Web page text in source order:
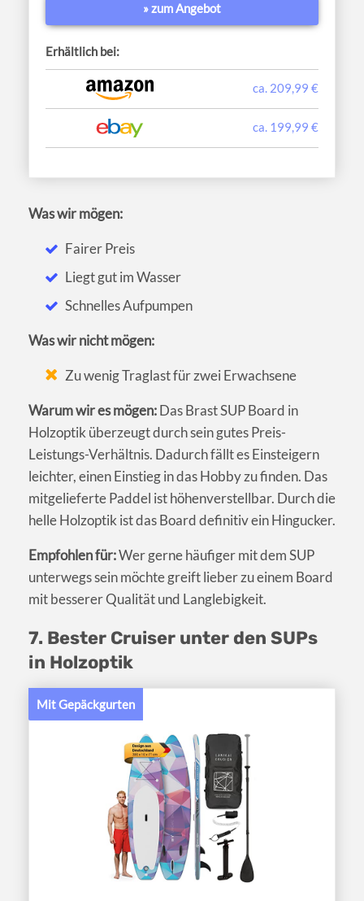
» zum Angebot
Erhältlich bei:
ca. 209,99 €
ca. 199,99 €
Was wir mögen:
Fairer Preis
Liegt gut im Wasser
Schnelles Aufpumpen
Was wir nicht mögen:
Zu wenig Traglast für zwei Erwachsene
Warum wir es mögen:Das Brast SUP Board in
Holzoptik überzeugt durch sein gutes Preis-
Leistungs-Verhältnis. Dadurch fällt es Einsteigern
leichter, einen Einstieg in das Hobby zu finden. Das
mitgelieferte Paddel ist höhenverstellbar. Durch die
helle Holzoptik ist das Board definitiv ein Hingucker.
Empfohlen für:Wer gerne häufiger mit dem SUP
unterwegs sein möchte greift lieber zu einem Board
mit besserer Qualität und Langlebigkeit.
7. Bester Cruiser unter den SUPs
in Holzoptik
Mit Gepäckgurten